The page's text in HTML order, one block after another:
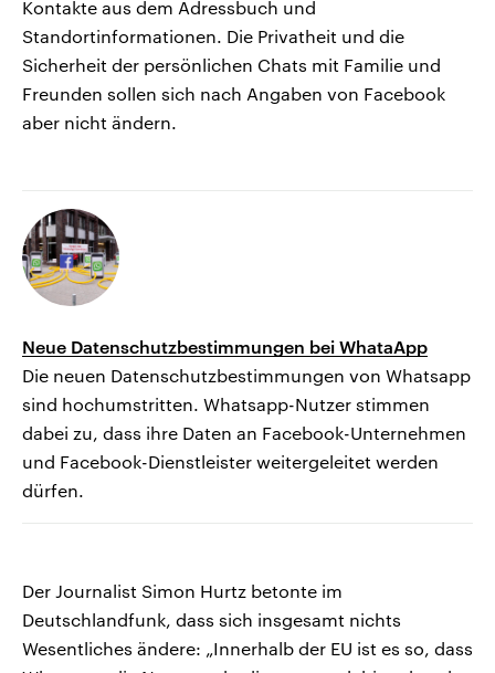
Kontakte aus dem Adressbuch und
Standortinformationen. Die Privatheit und die
Sicherheit der persönlichen Chats mit Familie und
Freunden sollen sich nach Angaben von Facebook
aber nicht ändern.
Neue Datenschutzbestimmungen bei WhataApp
Die neuen Datenschutzbestimmungen von Whatsapp
sind hochumstritten. Whatsapp-Nutzer stimmen
dabei zu, dass ihre Daten an Facebook-Unternehmen
und Facebook-Dienstleister weitergeleitet werden
dürfen.
Der Journalist Simon Hurtz betonte im
Deutschlandfunk, dass sich insgesamt nichts
Wesentliches ändere: „Innerhalb der EU ist es so, dass